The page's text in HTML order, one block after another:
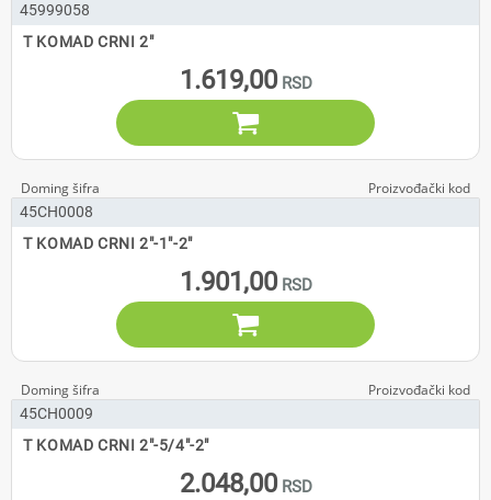
45999058
T KOMAD CRNI 2"
1.619,00

45CH0008
T KOMAD CRNI 2"-1"-2"
1.901,00

45CH0009
T KOMAD CRNI 2"-5/4"-2"
2.048,00